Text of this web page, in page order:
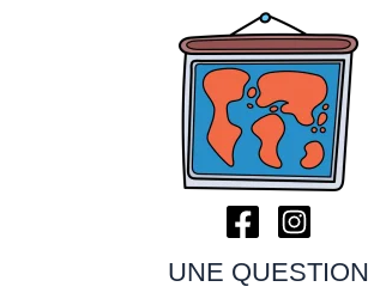
UNE QUESTION